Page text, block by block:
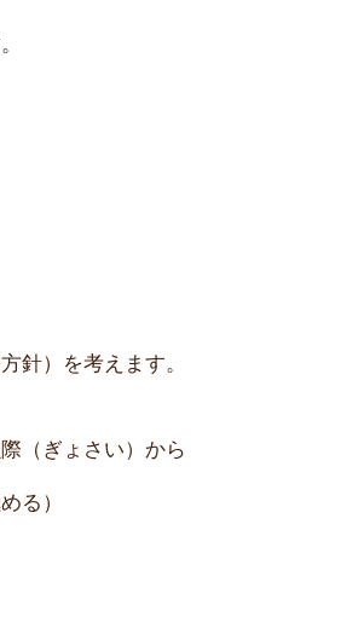
）を考えます。
（ぎょさい）から
る）